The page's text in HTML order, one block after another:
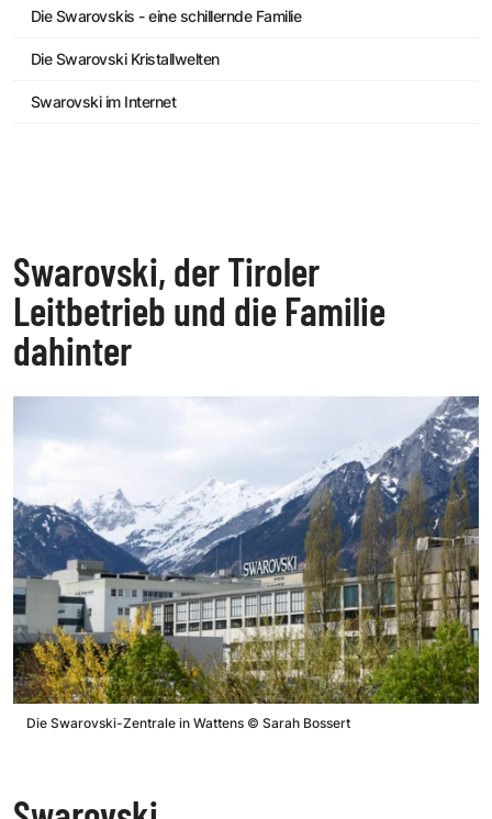
Die Swarovskis - eine schillernde Familie
Die Swarovski Kristallwelten
Swarovski im Internet
Swarovski, der Tiroler
Leitbetrieb und die Familie
dahinter
Die Swarovski-Zentrale in Wattens © Sarah Bossert